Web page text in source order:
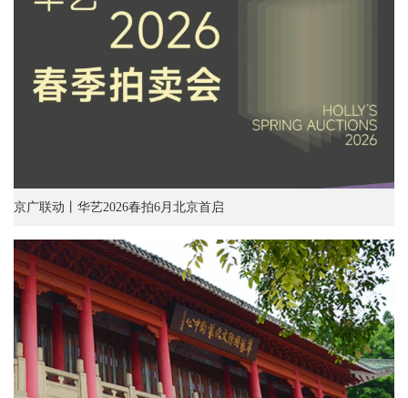
京广联动丨华艺2026春拍6月北京首启